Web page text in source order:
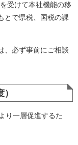
受けて本社機能の移
とで県税、国税の課
、必ず事前にご相談
り一層促進するた